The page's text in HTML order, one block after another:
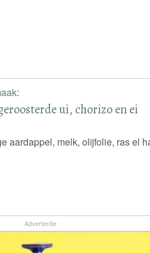
:
ui, chorizo en ei
aardappel, melk, olijfolie, ras el
Advertentie